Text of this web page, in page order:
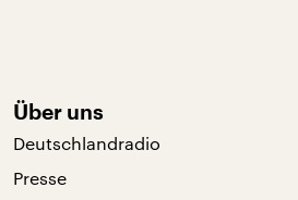
Über uns
Deutschlandradio
Presse